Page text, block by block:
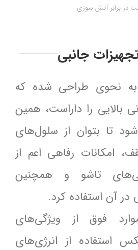
در برابر آتش سوزی
جانبی
نحوی طراحی شده که
بالایی را داراست، همین
تا بتوان از سلول‌های
امکانات رفاهی اعم از
تاشو و همچنین
در آن استفاده کرد.
فوق از ویژگی‌های
استفاده از انرژی‌های